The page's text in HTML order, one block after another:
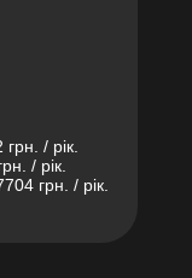
/ рік.
/ рік.
грн. / рік.